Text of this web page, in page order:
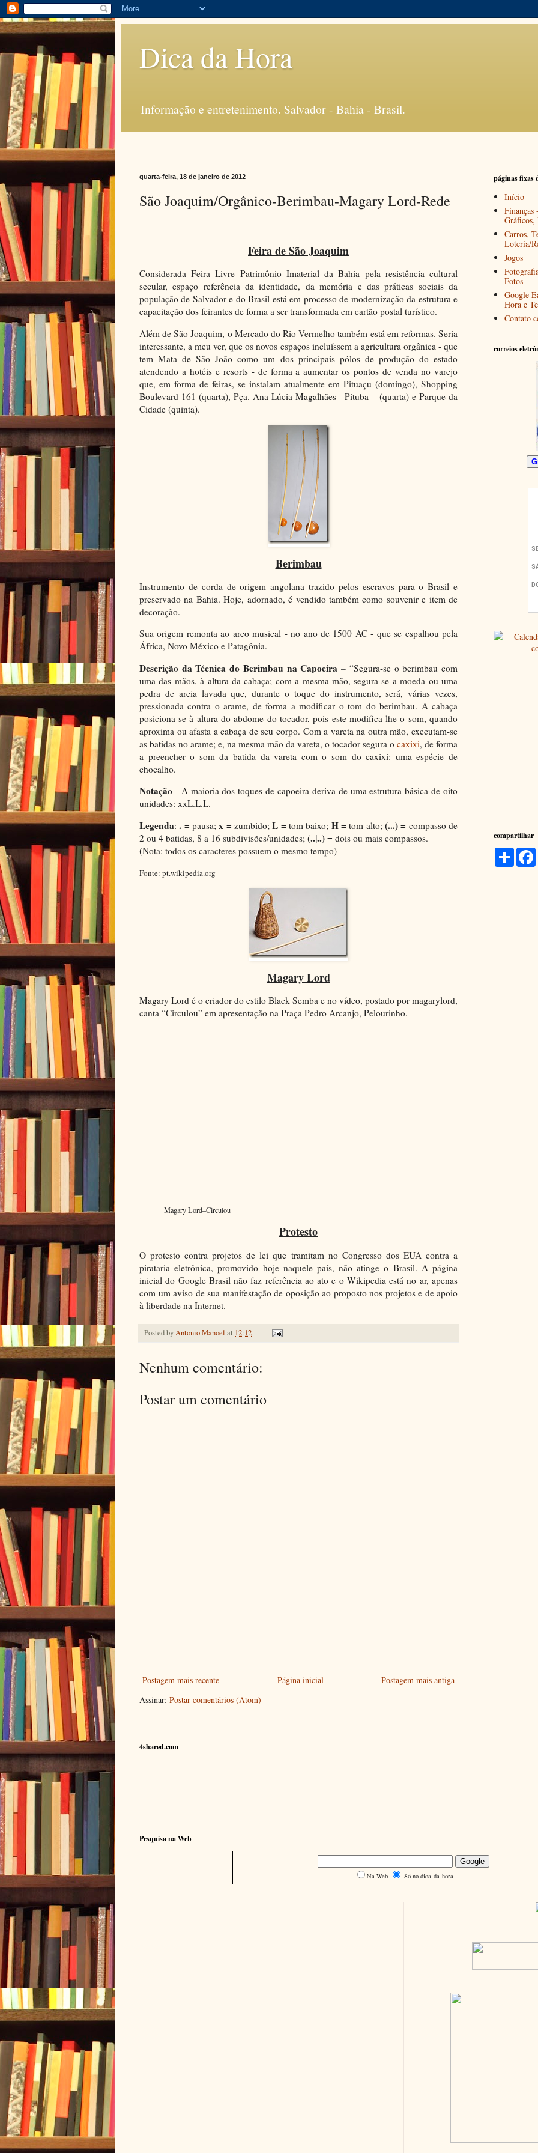
Dica da Hora
Informação e entretenimento. Salvador - Bahia - Brasil.
quarta-feira, 18 de janeiro de 2012
São Joaquim/Orgânico-Berimbau-Magary Lord-Rede
Feira de São Joaquim
Considerada Feira Livre Patrimônio Imaterial da Bahia pela resistência cultural
secular, espaço referência da identidade, da memória e das práticas sociais da
população de Salvador e do Brasil está em processo de modernização da estrutura e
capacitação dos feirantes de forma a ser transformada em cartão postal turístico.
Além de São Joaquim, o Mercado do Rio Vermelho também está em reformas. Seria
interessante, a meu ver, que os novos espaços incluíssem a agricultura orgânica - que
tem Mata de São João como um dos principais pólos de produção do estado
atendendo a hotéis e resorts - de forma a aumentar os pontos de venda no varejo
que, em forma de feiras, se instalam atualmente em Pituaçu (domingo), Shopping
Boulevard 161 (quarta), Pça. Ana Lúcia Magalhães - Pituba – (quarta) e Parque da
Cidade (quinta).
Berimbau
Instrumento de corda de origem angolana trazido pelos escravos para o Brasil e
preservado na Bahia. Hoje, adornado, é vendido também como souvenir e item de
decoração.
Sua origem remonta ao arco musical - no ano de 1500 AC - que se espalhou pela
África, Novo México e Patagônia.
Descrição da Técnica do Berimbau na Capoeira – “Segura-se o berimbau com
uma das mãos, à altura da cabaça; com a mesma mão, segura-se a moeda ou uma
pedra de areia lavada que, durante o toque do instrumento, será, várias vezes,
pressionada contra o arame, de forma a modificar o tom do berimbau. A cabaça
posiciona-se à altura do abdome do tocador, pois este modifica-lhe o som, quando
aproxima ou afasta a cabaça de seu corpo. Com a vareta na outra mão, executam-se
as batidas no arame; e, na mesma mão da vareta, o tocador segura o caxixi, de forma
a preencher o som da batida da vareta com o som do caxixi: uma espécie de
chocalho.
Notação - A maioria dos toques de capoeira deriva de uma estrutura básica de oito
unidades: xxL.L.L.
Legenda:. = pausa;x = zumbido;L = tom baixo; H= tom alto;(...) = compasso de
2 ou 4 batidas, 8 a 16 subdivisões/unidades; (..|..) = dois ou mais compassos.
(Nota: todos os caracteres possuem o mesmo tempo)
Fonte: pt.wikipedia.org
Magary Lord
Magary Lord é o criador do estilo Black Semba e no vídeo, postado por magarylord,
canta “Circulou” em apresentação na Praça Pedro Arcanjo, Pelourinho.
Magary Lord–Circulou
Protesto
O protesto contra projetos de lei que tramitam no Congresso dos EUA contra a
pirataria eletrônica, promovido hoje naquele país, não atinge o Brasil. A página
inicial do Google Brasil não faz referência ao ato e o Wikipedia está no ar, apenas
com um aviso de sua manifestação de oposição ao proposto nos projetos e de apoio
à liberdade na Internet.
Posted byAntonio Manoel at 12:12
Nenhum comentário:
Postar um comentário
Postagem mais recente Postagem mais antiga
Página inicial
Assinar: Postar comentários (Atom)
páginas fixas
Início
Finanças
Gráficos,
Carros,
Loteria/
Jogos
Fotos
Google
Hora e
Contato
correios
compartilhar
C
4shared.com
Pesquisa na Web
Na Web Só no dica-da-hora